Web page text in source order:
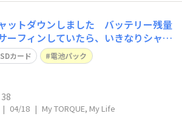
ットダウンしました バッテリー残量
ーフィンしていたら、いきなりシャッ
「え？なんで？」と思って、電源オン
ードが…ナンチャラ』というエラー
け出て再び自動シャットダウンになり
【SDカード】しかなか
SDカード
電池パック
38
| 04/18 | My TORQUE, My Life